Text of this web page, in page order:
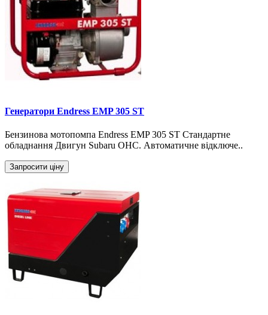
Генератори Endress EMP 305 ST
Бензинова мотопомпа Endress EMP 305 ST Стандартне
обладнання Двигун Subaru OHC. Автоматичне відключе..
Запросити ціну